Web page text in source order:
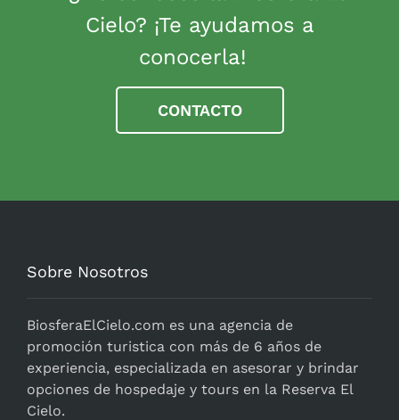
Cielo? ¡Te ayudamos a
conocerla!
CONTACTO
Sobre Nosotros
BiosferaElCielo.com es una agencia de
promoción turistica con más de 6 años de
experiencia, especializada en asesorar y brindar
opciones de hospedaje y tours en la Reserva El
Cielo.